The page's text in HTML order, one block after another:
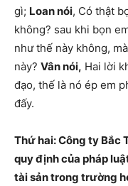
gì; Loan nói, Có thật
không? sau khi bọn
như thế này không,
này? Vân nói, Hai lời
đạo, thế là nó ép em
đấy.
Thứ hai: Công ty Bắc
quy định của pháp
tài sản trong trường